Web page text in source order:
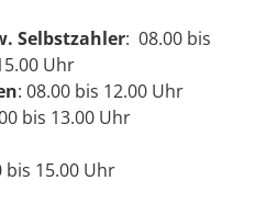
Selbstzahler: 08.00 bis
Uhr
: 08.00 bis 12.00 Uhr
bis 13.00 Uhr
bis 15.00 Uhr